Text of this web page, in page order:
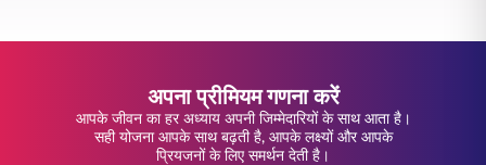
अपना प्रीमियम गणना करें
आपके जीवन का हर अध्याय अपनी जिम्मेदारियों के साथ आता है।
सही योजना आपके साथ बढ़ती है, आपके लक्ष्यों और आपके
प्रियजनों के लिए समर्थन देती है।